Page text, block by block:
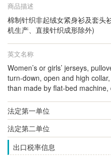
商品描述
棉制针织非起绒女紧身衫及套头
机生产、直接针织成形除外)
英文名称
Women’s or girls’ jerseys,
turn-down, open and high
than made by flat-bed
法定第一单位
法定第二单位
出口税率信息